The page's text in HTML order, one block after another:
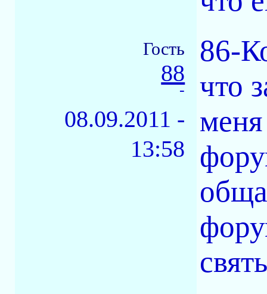
Гость
88
-
08.09.2011 -
13:58
86-
что